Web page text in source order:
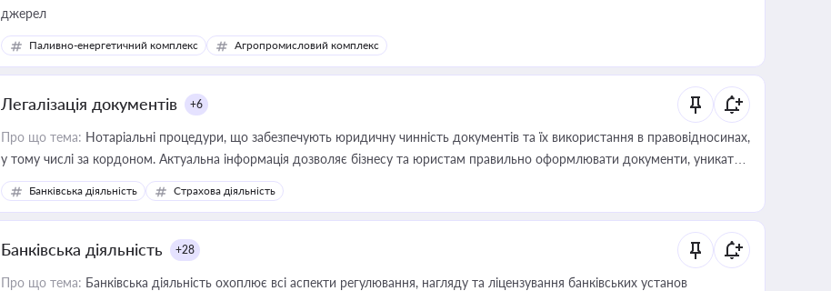
джерел
Паливно-енергетичний комплекс Агропромисловий комплекс
Легалізація документів +6
Про що тема: Нотаріальні процедури, що забезпечують юридичну чинність документів та їх використання в правовідносинах,
у тому числі за кордоном. Актуальна інформація дозволяє бізнесу та юристам правильно оформлювати документи, уникати
ризиків недійсності та забезпечувати їх належне прийняття органами влади та контрагентами
Банківська діяльність Страхова діяльність
Банківська діяльність +28
Про що тема: Банківська діяльність охоплює всі аспекти регулювання, нагляду та ліцензування банківських установ